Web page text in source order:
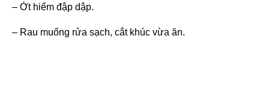
– Ớt hiểm đập dập.
– Rau muống rửa sạch, cắt khúc vừa ăn.